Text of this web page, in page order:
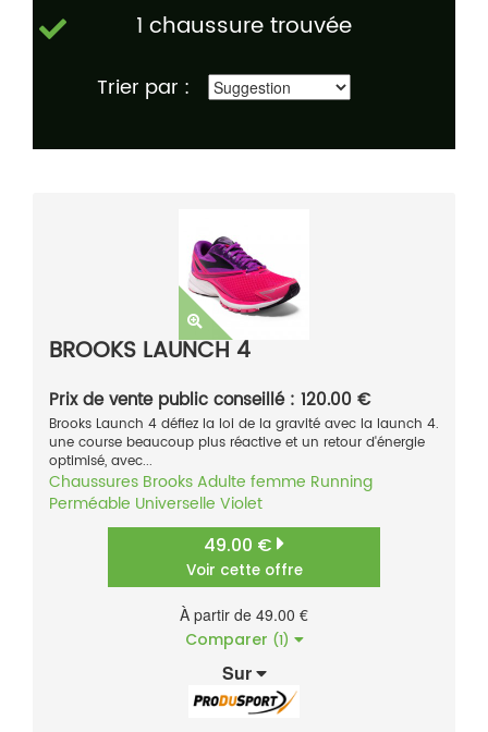
1 chaussure trouvée
Trier par :
BROOKS LAUNCH 4
Prix de vente public conseillé : 120.00 €
Brooks Launch 4 défiez la loi de la gravité avec la launch 4.
une course beaucoup plus réactive et un retour d'énergie
optimisé, avec...
Chaussures BrooksAdulte femme Running
Perméable Universelle Violet
49.00 €
Voir cette offre
À partir de 49.00 €
Comparer (1)
Sur